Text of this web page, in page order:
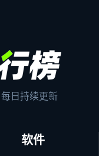
日持续更新
软件